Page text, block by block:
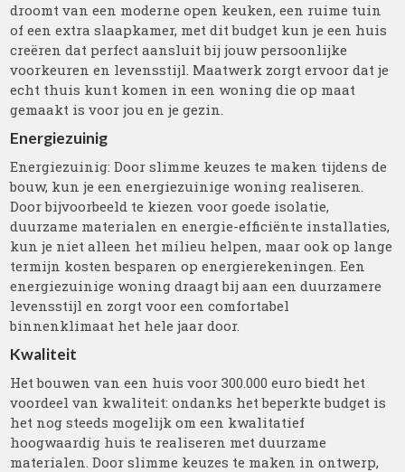
droomt van een moderne open keuken, een ruime tuin
of een extra slaapkamer, met dit budget kun je een huis
creëren dat perfect aansluit bij jouw persoonlijke
voorkeuren en levensstijl. Maatwerk zorgt ervoor dat je
echt thuis kunt komen in een woning die op maat
gemaakt is voor jou en je gezin.
Energiezuinig
Energiezuinig: Door slimme keuzes te maken tijdens de
bouw, kun je een energiezuinige woning realiseren.
Door bijvoorbeeld te kiezen voor goede isolatie,
duurzame materialen en energie-efficiënte installaties,
kun je niet alleen het milieu helpen, maar ook op lange
termijn kosten besparen op energierekeningen. Een
energiezuinige woning draagt bij aan een duurzamere
levensstijl en zorgt voor een comfortabel
binnenklimaat het hele jaar door.
Kwaliteit
Het bouwen van een huis voor 300.000 euro biedt het
voordeel van kwaliteit: ondanks het beperkte budget is
het nog steeds mogelijk om een kwalitatief
hoogwaardig huis te realiseren met duurzame
materialen. Door slimme keuzes te maken in ontwerp,